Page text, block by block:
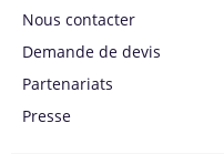
Nous contacter
Demande de devis
Partenariats
Presse